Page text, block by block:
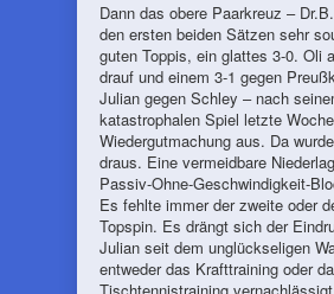
Dann das obere Paarkreuz –
den ersten beiden Sätzen sehr
guten Toppis, ein glattes 3-0. Oli
drauf und einem 3-1 gegen
Julian gegen Schley – nach
katastrophalen Spiel letzte
Wiedergutmachung aus. Da
draus. Eine vermeidbare
Passiv-Ohne-Geschwindigkeit-
Es fehlte immer der zweite oder
Topspin. Es drängt sich der
Julian seit dem unglückseligen
entweder das Krafttraining oder